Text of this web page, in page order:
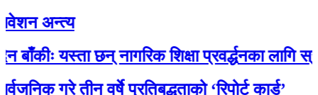
अन्त्य
यस्ता छन् नागरिक शिक्षा प्रवर्द्धनका लागि स्रोत
गरे तीन वर्षे प्रतिबद्धताको ‘रिपोर्ट कार्ड’